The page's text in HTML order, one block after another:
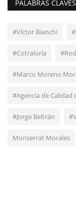
PALABRAS CLAVES
#Víctor Bianchi
#Cotraloría
#Marco Moreno
#Agencia de Calidad
#Jorge Beltrán
Monserrat Morales